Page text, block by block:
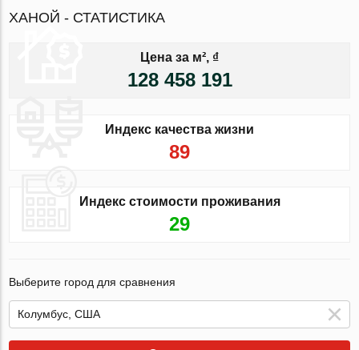
ХАНОЙ - СТАТИСТИКА
Цена за м², ₫
128 458 191
Индекс качества жизни
89
Индекс стоимости проживания
29
Выберите город для сравнения